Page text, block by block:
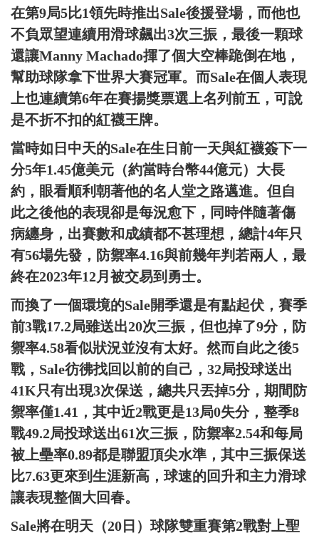
在第9局5比1領先時推出Sale後援登場，而他也
不負眾望連續用滑球飆出3次三振，最後一顆球
還讓Manny Machado揮了個大空棒跪倒在地，
幫助球隊拿下世界大賽冠軍。而Sale在個人表現
上也連續第6年在賽揚獎票選上名列前五，可說
是不折不扣的紅襪王牌。
當時如日中天的Sale在生日前一天與紅襪簽下一
分5年1.45億美元（約當時台幣44億元）大長
約，眼看順利朝著他的名人堂之路邁進。但自
此之後他的表現卻是每況愈下，同時伴隨著傷
病纏身，出賽數和成績都不甚理想，總計4年只
有56場先發，防禦率4.16與前幾年判若兩人，最
終在2023年12月被交易到勇士。
而換了一個環境的Sale開季還是有點起伏，賽季
前3戰17.2局雖送出20次三振，但也掉了9分，防
禦率4.58看似狀況並沒有太好。然而自此之後5
戰，Sale彷彿找回以前的自己，32局投球送出
41K只有出現3次保送，總共只丟掉5分，期間防
禦率僅1.41，其中近2戰更是13局0失分，整季8
戰49.2局投球送出61次三振，防禦率2.54和每局
被上壘率0.89都是聯盟頂尖水準，其中三振保送
比7.63更來到生涯新高，球速的回升和主力滑球
讓表現整個大回春。
Sale將在明天（20日）球隊雙重賽第2戰對上聖